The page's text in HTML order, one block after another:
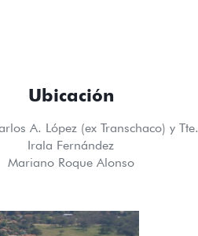
Ubicación
A. López (ex Transchaco) y Tte.
Irala Fernández
Mariano Roque Alonso